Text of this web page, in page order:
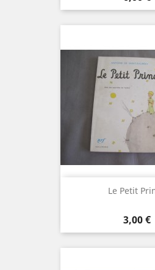
Le Petit
Prix
3,00 €